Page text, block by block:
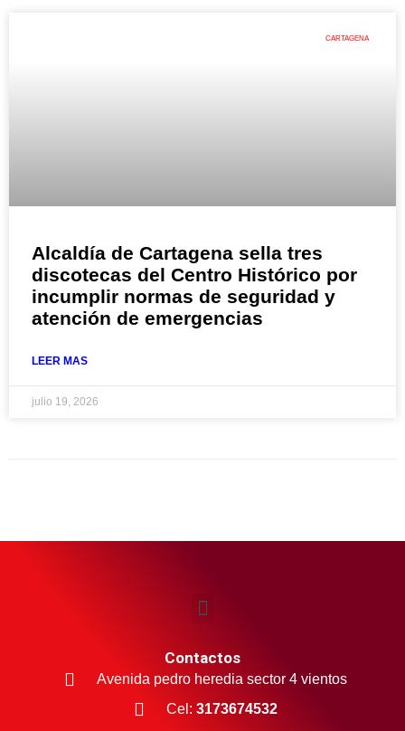
CARTAGENA
Alcaldía de Cartagena sella tres
discotecas del Centro Histórico por
incumplir normas de seguridad y
atención de emergencias
LEER MAS
julio 19, 2026
Contactos
Avenida pedro heredia sector 4 vientos
Cel: 3173674532